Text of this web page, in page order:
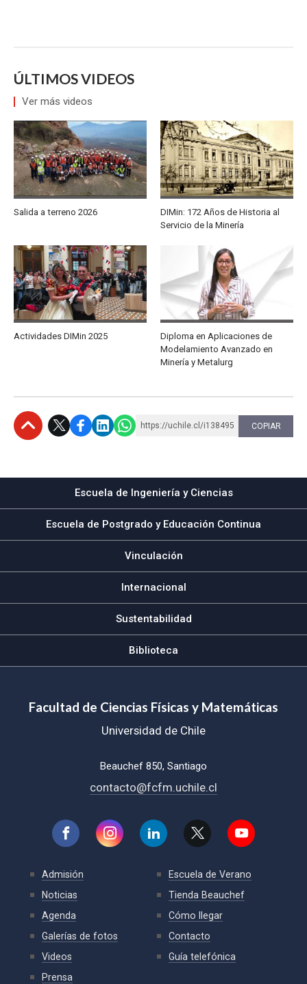
ÚLTIMOS VIDEOS
Ver más videos
Salida a terreno 2026
DIMin: 172 Años de Historia al
Servicio de la Minería
Actividades DIMin 2025
Diploma en Aplicaciones de
Modelamiento Avanzado en
Minería y Metalurg
https://uchile.cl/i138495 COPIAR
Escuela de Ingeniería y Ciencias
Escuela de Postgrado y Educación Continua
Vinculación
Internacional
Sustentabilidad
Biblioteca
Facultad de Ciencias Físicas y Matemáticas
Universidad de Chile
Beauchef 850, Santiago
contacto@fcfm.uchile.cl
Admisión
Noticias
Agenda
Galerías de fotos
Videos
Prensa
Escuela de Verano
Tienda Beauchef
Cómo llegar
Contacto
Guía telefónica